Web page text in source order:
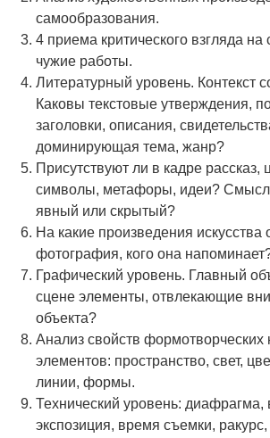
самообразования.
4 приема критического взгляда на
чужие работы.
Литературный уровень. Контекст
Каковы текстовые утверждения,
заголовки, описания,
доминирующая тема, жанр?
Присутствуют ли в кадре рассказ,
символы, метафоры, идеи?
явный или скрытый?
На какие произведения искусства
фотография, кого она
Графический уровень. Главный
сцене элементы, отвлекающие
объекта?
Анализ свойств
элементов: пространство, свет,
линии, формы.
Технический уровень:
экспозиция, время съемки, ракурс,